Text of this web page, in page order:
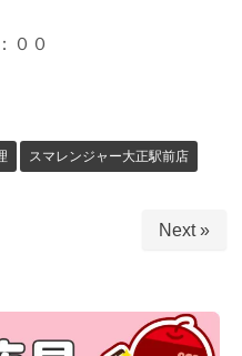
００
スマレンジャー大正駅前店
Next »